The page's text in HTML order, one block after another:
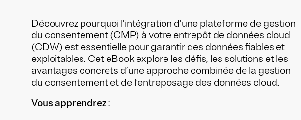
Découvrez pourquoi l’intégration d’une plateforme de gestion
du consentement (CMP) à votre entrepôt de données cloud
(CDW) est essentielle pour garantir des données fiables et
exploitables. Cet eBook explore les défis, les solutions et les
avantages concrets d’une approche combinée de la gestion
du consentement et de l’entreposage des données cloud.
Vous apprendrez :